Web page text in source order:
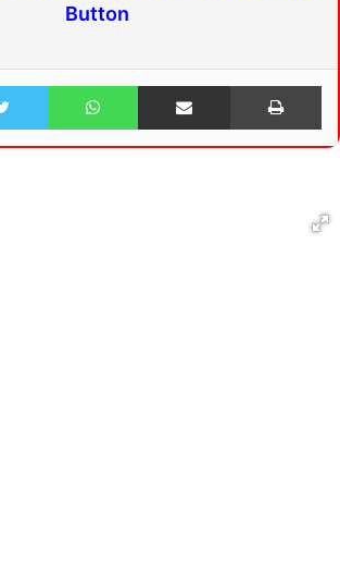
Button
Twitter WhatsApp Share via Email Print